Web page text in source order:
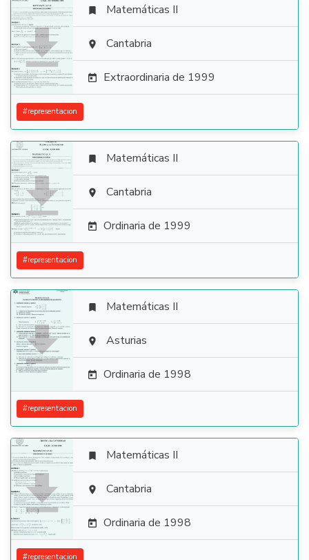

 Matemáticas II
 Cantabria
 Extraordinaria de 1999
#representacion

 Matemáticas II
 Cantabria
 Ordinaria de 1999
#representacion

 Matemáticas II
 Asturias
 Ordinaria de 1998
#representacion

 Matemáticas II
 Cantabria
 Ordinaria de 1998
#representacion